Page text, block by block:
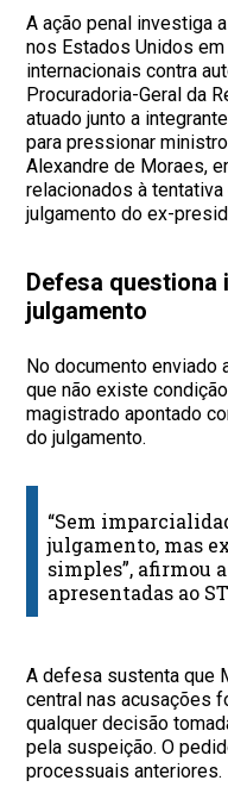
A ação penal investiga
nos Estados Unidos
internacionais contra
Procuradoria-Geral da
atuado junto a
para pressionar
Alexandre de Moraes,
relacionados à
julgamento do ex-
Defesa questiona
julgamento
No documento enviado
que não existe
magistrado apontado
do julgamento.
“Sem
julgamento, mas
simples”, afirmou
apresentadas ao
A defesa sustenta que
central nas acusações
qualquer decisão
pela suspeição. O
processuais anteriores.